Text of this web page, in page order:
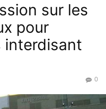
sur les
pour
interdisant
0